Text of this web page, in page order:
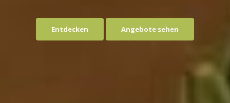
Entdecken Angebote sehen